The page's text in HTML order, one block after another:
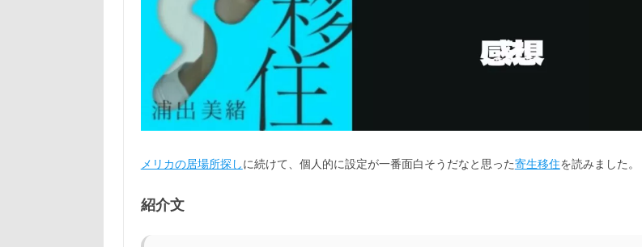
メリカの居場所探しに続けて、個人的に設定が一番面白そうだなと思った寄生移住を読みました。
紹介文